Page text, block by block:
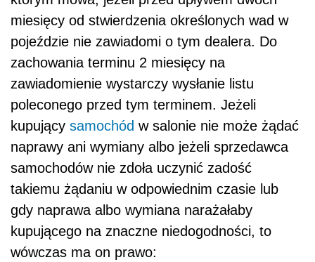
miesięcy od stwierdzenia określonych wad w
pojeździe nie zawiadomi o tym dealera. Do
zachowania terminu 2 miesięcy na
zawiadomienie wystarczy wysłanie listu
poleconego przed tym terminem. Jeżeli
kupujący samochód w salonie nie może żądać
naprawy ani wymiany albo jeżeli sprzedawca
samochodów nie zdoła uczynić zadość
takiemu żądaniu w odpowiednim czasie lub
gdy naprawa albo wymiana narażałaby
kupującego na znaczne niedogodności, to
wówczas ma on prawo: